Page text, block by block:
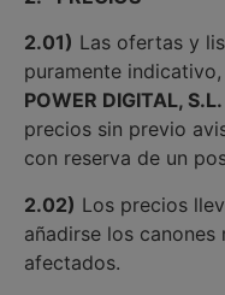
2.01) Las ofertas y
puramente
POWER DIGITAL, S.L.
precios sin previo
con reserva de un
2.02) Los precios
añadirse los
afectados.